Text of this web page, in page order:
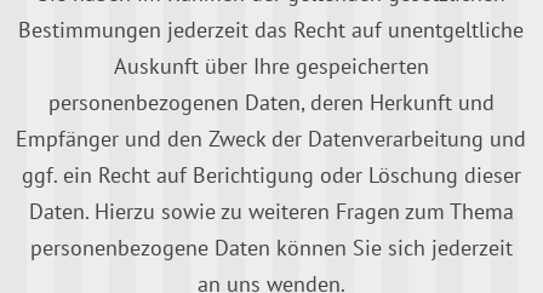
Bestimmungen jederzeit das Recht auf unentgeltliche
Auskunft über Ihre gespeicherten
personenbezogenen Daten, deren Herkunft und
Empfänger und den Zweck der Datenverarbeitung und
ggf. ein Recht auf Berichtigung oder Löschung dieser
Daten. Hierzu sowie zu weiteren Fragen zum Thema
personenbezogene Daten können Sie sich jederzeit
an uns wenden.